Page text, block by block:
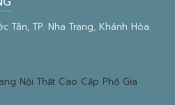
Tân, TP. Nha Trang, Khánh Hòa.